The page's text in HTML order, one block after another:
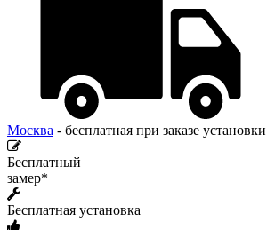
Москва - бесплатная при заказе установки
Бесплатный
замер*
Бесплатная установка